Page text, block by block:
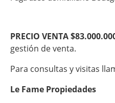
PRECIO VENTA
gestión de venta.
Para consultas y visitas
Le Fame Propiedades